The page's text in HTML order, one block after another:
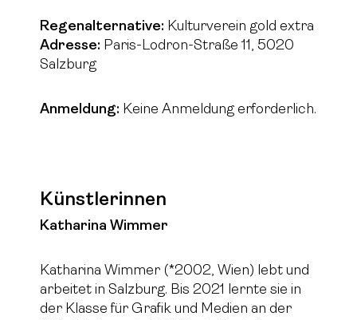
Regenalternative: Kulturverein gold extra
Adresse: Paris-Lodron-Straße 11, 5020
Salzburg
Anmeldung: Keine Anmeldung erforderlich.
Künstlerinnen
Katharina Wimmer
Katharina Wimmer (*2002, Wien) lebt und
arbeitet in Salzburg. Bis 2021 lernte sie in
der Klasse für Grafik und Medien an der